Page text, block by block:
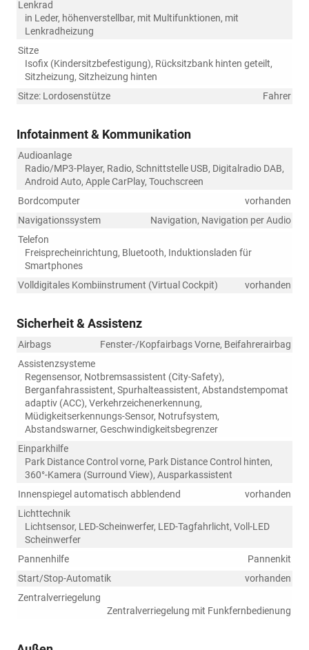
Lenkrad
in Leder, höhenverstellbar, mit Multifunktionen, mit
Lenkradheizung
Sitze
Isofix (Kindersitzbefestigung), Rücksitzbank hinten geteilt,
Sitzheizung, Sitzheizung hinten
Sitze: Lordosenstütze
Fahrer
Infotainment & Kommunikation
Audioanlage
Radio/MP3-Player, Radio, Schnittstelle USB, Digitalradio DAB,
Android Auto, Apple CarPlay, Touchscreen
Bordcomputer
vorhanden
Navigationssystem
Navigation, Navigation per Audio
Telefon
Freisprecheinrichtung, Bluetooth, Induktionsladen für
Smartphones
Volldigitales Kombiinstrument (Virtual Cockpit)
vorhanden
Sicherheit & Assistenz
Airbags
Fenster-/Kopfairbags Vorne, Beifahrerairbag
Assistenzsysteme
Regensensor, Notbremsassistent (City-Safety),
Berganfahrassistent, Spurhalteassistent, Abstandstempomat
adaptiv (ACC), Verkehrzeichenerkennung,
Müdigkeitserkennungs-Sensor, Notrufsystem,
Abstandswarner, Geschwindigkeitsbegrenzer
Einparkhilfe
Park Distance Control vorne, Park Distance Control hinten,
360°-Kamera (Surround View), Ausparkassistent
Innenspiegel automatisch abblendend
vorhanden
Lichttechnik
Lichtsensor, LED-Scheinwerfer, LED-Tagfahrlicht, Voll-LED
Scheinwerfer
Pannenhilfe
Pannenkit
Start/Stop-Automatik
vorhanden
Zentralverriegelung
Zentralverriegelung mit Funkfernbedienung